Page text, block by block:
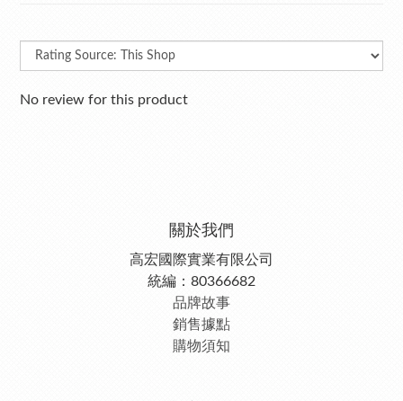
No review for this product
關於我們
高宏國際實業有限公司
統編：80366682
品牌故事
銷售據點
購物須知